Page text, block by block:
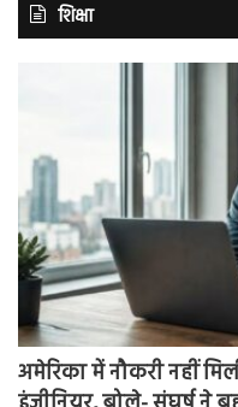
शिक्षा
अमेरिका में नौकरी नहीं